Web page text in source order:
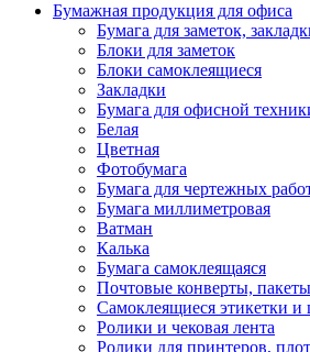
Бумажная продукция для офиса
Бумага для заметок,
Блоки для заметок
Блоки самоклеящиеся
Закладки
Бумага для офисной
Белая
Цветная
Фотобумага
Бумага для чертежных
Бумага миллиметровая
Ватман
Калька
Бумага самоклеящаяся
Почтовые конверты, пакеты
Самоклеящиеся этикетки и
Ролики и чековая лента
Ролики для принтеров,